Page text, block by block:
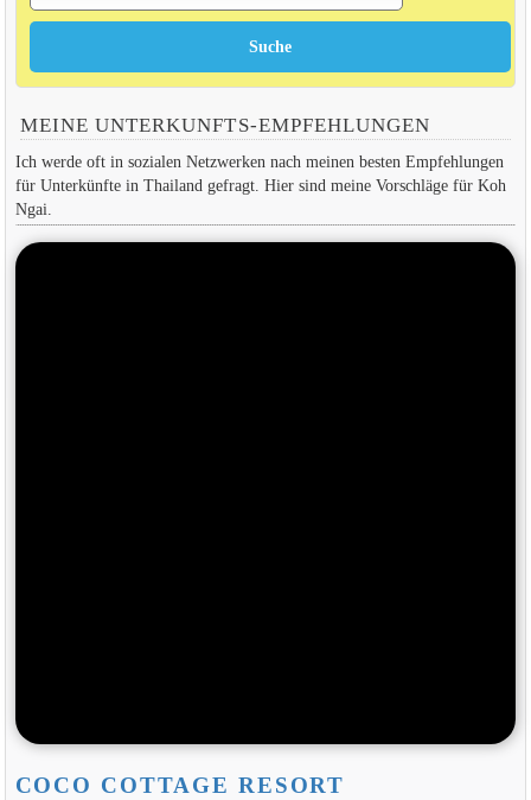
MEINE UNTERKUNFTS-EMPFEHLUNGEN
Ich werde oft in sozialen Netzwerken nach meinen besten Empfehlungen
für Unterkünfte in Thailand gefragt. Hier sind meine Vorschläge für Koh
Ngai.
COCO COTTAGE RESORT